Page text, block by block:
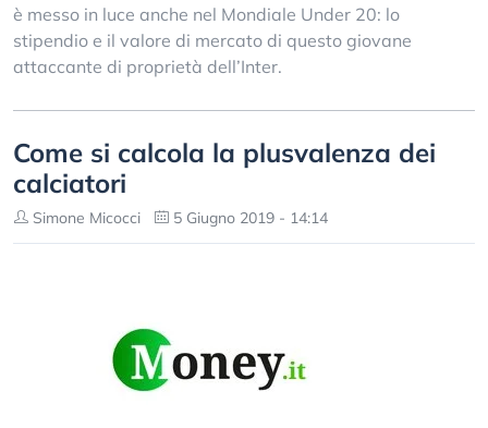
è messo in luce anche nel Mondiale Under 20: lo
stipendio e il valore di mercato di questo giovane
attaccante di proprietà dell’Inter.
Come si calcola la plusvalenza dei
calciatori
Simone Micocci 5 Giugno 2019 - 14:14